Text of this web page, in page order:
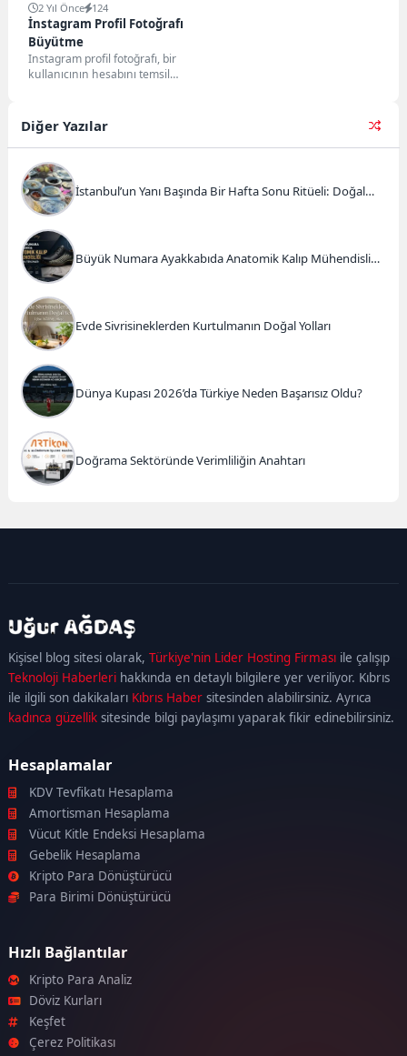
2 Yıl Önce 124
İnstagram Profil Fotoğrafı
Büyütme
Instagram profil fotoğrafı, bir
kullanıcının hesabını temsil
resimdir....
Diğer Yazılar
İstanbul’un Yanı Başında Bir Hafta Sonu Ritüeli: Doğal
Büyük Numara Ayakkabıda Anatomik Kalıp Mühendisliği
Evde Sivrisineklerden Kurtulmanın Doğal Yolları
Dünya Kupası 2026’da Türkiye Neden Başarısız Oldu?
Doğrama Sektöründe Verimliliğin Anahtarı
Kişisel blog sitesi olarak,Türkiye'nin Lider Hosting Firması ile çalışıp
Teknoloji Haberleri hakkında en detaylı bilgilere yer veriliyor. Kıbrıs
ile ilgili son dakikaları Kıbrıs Haber sitesinden alabilirsiniz. Ayrıca
kadınca güzellik sitesinde bilgi paylaşımı yaparak fikir edinebilirsiniz.
kadıköy
escortmaltepe
escortataşehir
escortümraniye
escort
Hesaplamalar
KDV Tevfikatı Hesaplama
Amortisman Hesaplama
Vücut Kitle Endeksi Hesaplama
Gebelik Hesaplama
Kripto Para Dönüştürücü
Para Birimi Dönüştürücü
Hızlı Bağlantılar
Kripto Para Analiz
Döviz Kurları
Keşfet
Çerez Politikası